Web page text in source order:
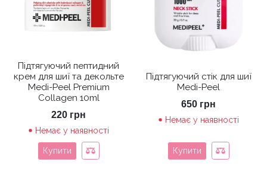
Підтягуючий пептидний
крем для шиї та декольте
Medi-Peel Premium
Collagen 10ml
220 грн
Немає у наявності
Купити
Підтягуючий стік для шиї
Medi-Peel
650 грн
Немає у наявності
Купити